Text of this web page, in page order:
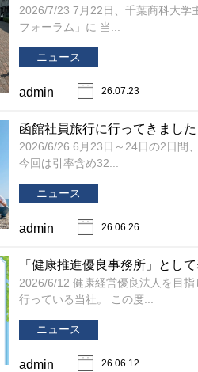
2026/7/23 7月22日、千葉商科大学
フォーラム」に 当...
ニュース
admin 26.07.23
函館社員旅行に行ってきました
2026/6/26 6月23日～24日の2日間
今回は引率含め32...
ニュース
admin 26.06.26
「健康推進優良事務所」とし
2026/6/12 健康経営優良法人を目
行っている当社。 この度...
ニュース
admin 26.06.12